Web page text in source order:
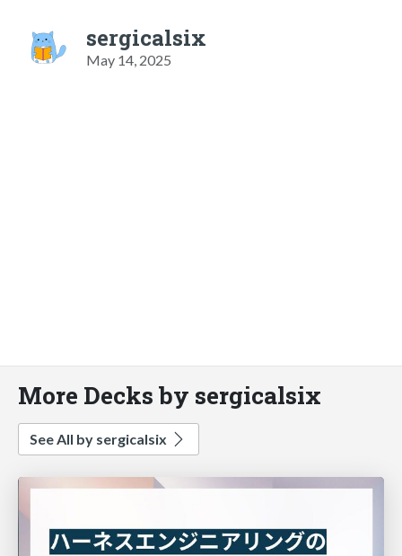
sergicalsix
May 14, 2025
More Decks by sergicalsix
See All by sergicalsix